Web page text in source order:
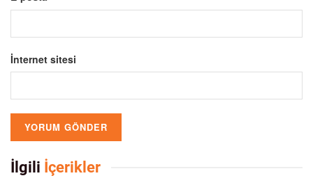
İnternet sitesi
İlgili İçerikler